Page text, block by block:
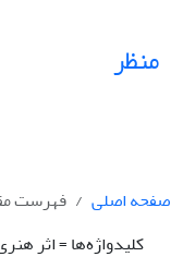
منظر
صفحه اصلی
فهرست
کلیدواژه‌ها =اثر